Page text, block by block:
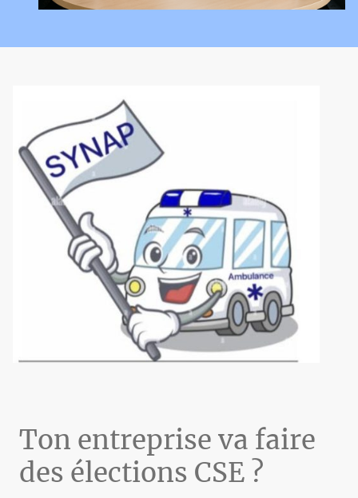
Ton entreprise va faire
des élections CSE ?